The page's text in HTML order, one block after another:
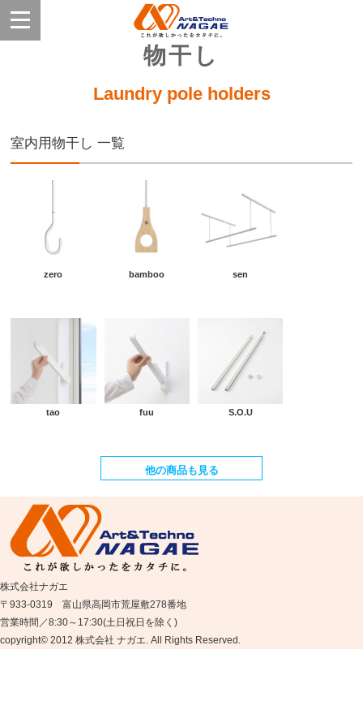
物干し
Laundry pole holders
室内用物干し 一覧
zero bamboo sen
tao fuu S.O.U
他の商品も見る
株式会社ナガエ
〒933-0319 富山県高岡市荒屋敷278番地
営業時間／8:30～17:30(土日祝日を除く)
copyright© 2012 株式会社 ナガエ. All Rights Reserved.